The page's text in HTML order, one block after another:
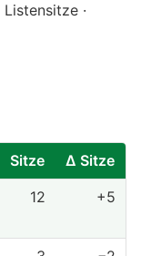
·
Sitze
Δ Sitze
12 +5